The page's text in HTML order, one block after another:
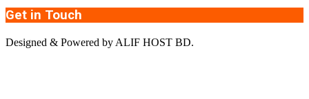
Get in Touch
Designed & Powered by ALIF HOST BD.